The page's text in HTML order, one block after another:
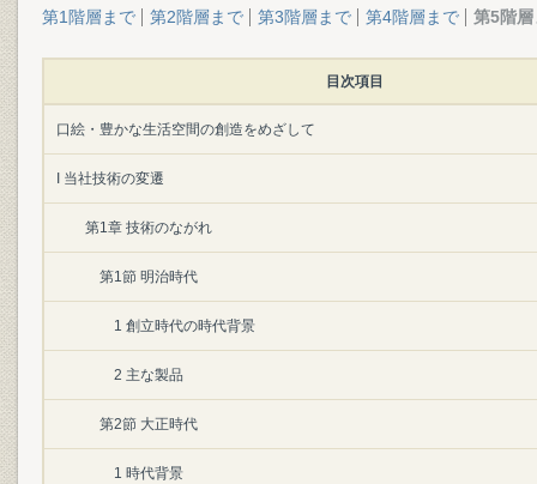
第1階層まで 第2階層まで 第3階層まで 第4階層まで 第5階層
目次項目
口絵・豊かな生活空間の創造をめざして
I 当社技術の変遷
第1章 技術のながれ
第1節 明治時代
1 創立時代の時代背景
2 主な製品
第2節 大正時代
1 時代背景